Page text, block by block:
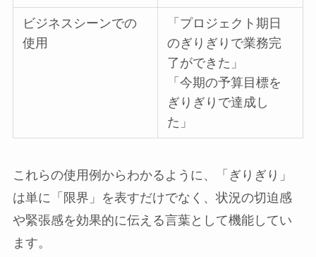
ビジネスシーンでの
使用
「プロジェクト期日
のぎりぎりで業務完
了ができた」
「今期の予算目標を
ぎりぎりで達成し
た」
これらの使用例からわかるように、「ぎりぎり」
は単に「限界」を表すだけでなく、状況の切迫感
や緊張感を効果的に伝える言葉として機能してい
ます。